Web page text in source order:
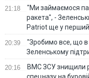
21:18
"Ми займаємося
ракета", -
Patriot ще у перший
20:39
"Зробимо все, що в
Зеленському
20:16
ВМС ЗСУ знищили
спецназу на